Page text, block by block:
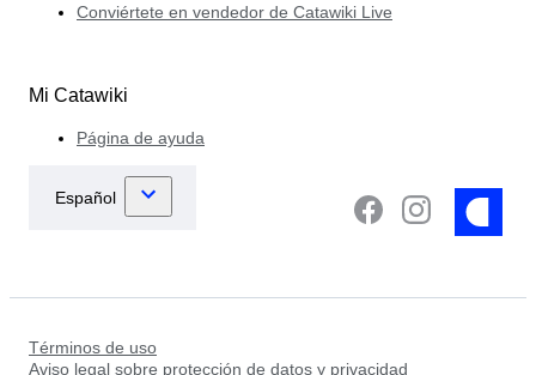
Conviértete en vendedor de Catawiki Live
Mi Catawiki
Página de ayuda
Términos de uso
Aviso legal sobre protección de datos y privacidad